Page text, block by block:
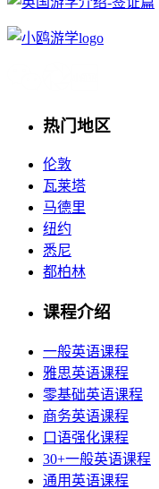
热门地区
伦敦
瓦莱塔
马德里
纽约
悉尼
都柏林
课程介绍
一般英语课程
雅思英语课程
零基础英语课程
商务英语课程
口语强化课程
30+一般英语课程
通用英语课程